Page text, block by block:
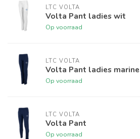
LTC VOLTA
Volta Pant ladies wit
Op voorraad
LTC VOLTA
Volta Pant ladies marine
Op voorraad
LTC VOLTA
Volta Pant
Op voorraad